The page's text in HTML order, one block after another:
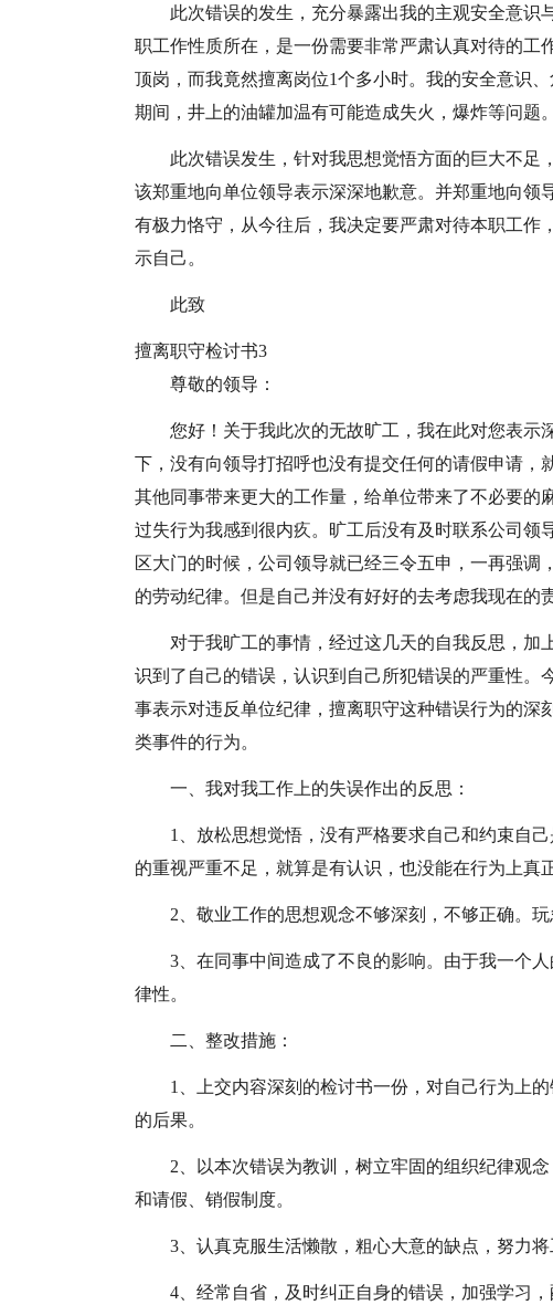
此次错误的发生，充分暴露出我的主观安全意识
职工作性质所在，是一份需要非常严肃认真对待的
顶岗，而我竟然擅离岗位1个多小时。我的安全意识
期间，井上的油罐加温有可能造成失火，爆炸等问题。
此次错误发生，针对我思想觉悟方面的巨大不足
该郑重地向单位领导表示深深地歉意。并郑重地向
有极力恪守，从今往后，我决定要严肃对待本职工
示自己。
此致
擅离职守检讨书3
尊敬的领导：
您好！关于我此次的无故旷工，我在此对您表示
下，没有向领导打招呼也没有提交任何的请假申请
其他同事带来更大的工作量，给单位带来了不必要的
过失行为我感到很内疚。旷工后没有及时联系公司
区大门的时候，公司领导就已经三令五申，一再强调
的劳动纪律。但是自己并没有好好的去考虑我现在的
对于我旷工的事情，经过这几天的自我反思，
识到了自己的错误，认识到自己所犯错误的严重性。
事表示对违反单位纪律，擅离职守这种错误行为的深
类事件的行为。
一、我对我工作上的失误作出的反思：
1、放松思想觉悟，没有严格要求自己和约束自
的重视严重不足，就算是有认识，也没能在行为上真
2、敬业工作的思想观念不够深刻，不够正确。玩
3、在同事中间造成了不良的影响。由于我一个
律性。
二、整改措施：
1、上交内容深刻的检讨书一份，对自己行为上
的后果。
2、以本次错误为教训，树立牢固的组织纪律观
和请假、销假制度。
3、认真克服生活懒散，粗心大意的缺点，努力
4、经常自省，及时纠正自身的错误，加强学习